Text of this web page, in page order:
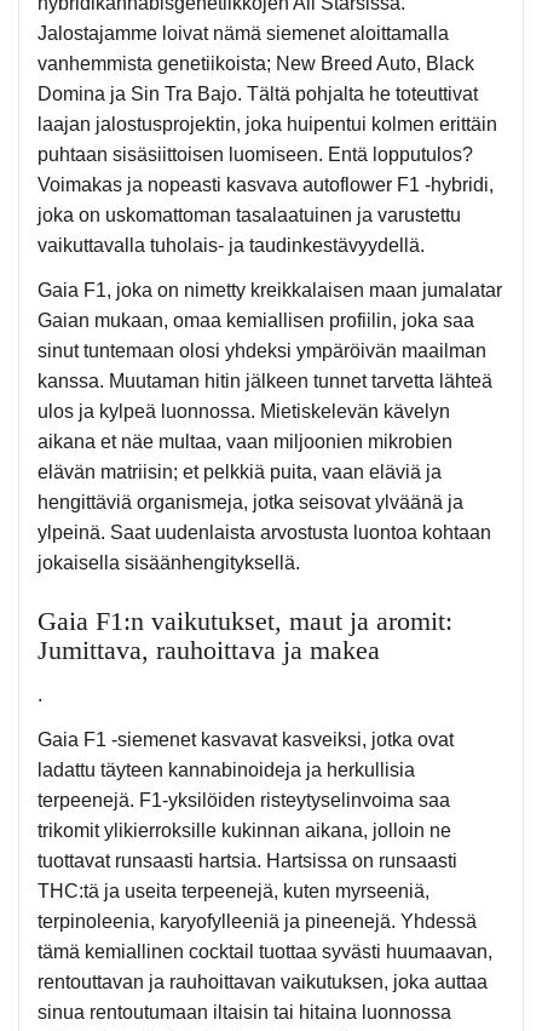
Jalostajamme loivat nämä siemenet aloittamalla
vanhemmista genetiikoista; New Breed Auto, Black
Domina ja Sin Tra Bajo. Tältä pohjalta he toteuttivat
laajan jalostusprojektin, joka huipentui kolmen erittäin
puhtaan sisäsiittoisen luomiseen. Entä lopputulos?
Voimakas ja nopeasti kasvava autoflower F1 -hybridi,
joka on uskomattoman tasalaatuinen ja varustettu
vaikuttavalla tuholais- ja taudinkestävyydellä.
Gaia F1, joka on nimetty kreikkalaisen maan jumalatar
Gaian mukaan, omaa kemiallisen profiilin, joka saa
sinut tuntemaan olosi yhdeksi ympäröivän maailman
kanssa. Muutaman hitin jälkeen tunnet tarvetta lähteä
ulos ja kylpeä luonnossa. Mietiskelevän kävelyn
aikana et näe multaa, vaan miljoonien mikrobien
elävän matriisin; et pelkkiä puita, vaan eläviä ja
hengittäviä organismeja, jotka seisovat ylväänä ja
ylpeinä. Saat uudenlaista arvostusta luontoa kohtaan
jokaisella sisäänhengityksellä.
Gaia F1:n vaikutukset, maut ja aromit:
Jumittava, rauhoittava ja makea
.
Gaia F1 -siemenet kasvavat kasveiksi, jotka ovat
ladattu täyteen kannabinoideja ja herkullisia
terpeenejä. F1-yksilöiden risteytyselinvoima saa
trikomit ylikierroksille kukinnan aikana, jolloin ne
tuottavat runsaasti hartsia. Hartsissa on runsaasti
THC:tä ja useita terpeenejä, kuten myrseeniä,
terpinoleenia, karyofylleeniä ja pineenejä. Yhdessä
tämä kemiallinen cocktail tuottaa syvästi huumaavan,
rentouttavan ja rauhoittavan vaikutuksen, joka auttaa
sinua rentoutumaan iltaisin tai hitaina luonnossa